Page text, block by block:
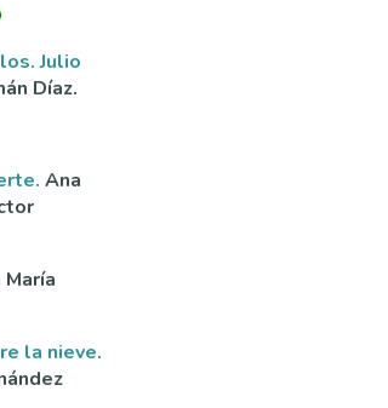
Julio
Díaz.
Ana
María
la nieve.